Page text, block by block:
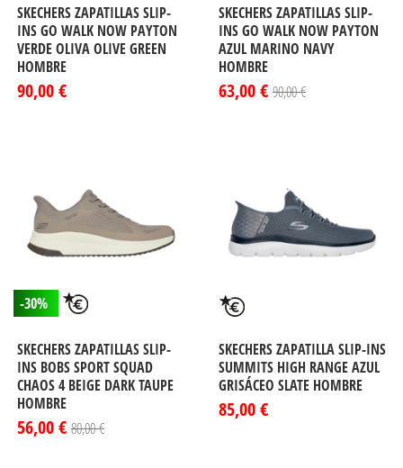
SKECHERS ZAPATILLAS SLIP-
INS GO WALK NOW PAYTON
VERDE OLIVA OLIVE GREEN
HOMBRE
90,00 €
SKECHERS ZAPATILLAS SLIP-
INS GO WALK NOW PAYTON
AZUL MARINO NAVY
HOMBRE
63,00 € 90,00 €
-30%
SKECHERS ZAPATILLAS SLIP-
INS BOBS SPORT SQUAD
CHAOS 4 BEIGE DARK TAUPE
HOMBRE
56,00 € 80,00 €
SKECHERS ZAPATILLA SLIP-INS
SUMMITS HIGH RANGE AZUL
GRISÁCEO SLATE HOMBRE
85,00 €